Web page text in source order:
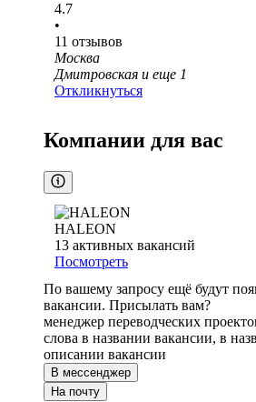
4.7
•
11 отзывов
Москва
Дмитровская и еще 1
Откликнуться
Компании для вас
HALEON
13 активных вакансий
Посмотреть
По вашему запросу ещё будут
вакансии. Присылать вам?
менеджер переводческих
слова в названии вакансии, в
описании вакансии
В мессенджер
На почту